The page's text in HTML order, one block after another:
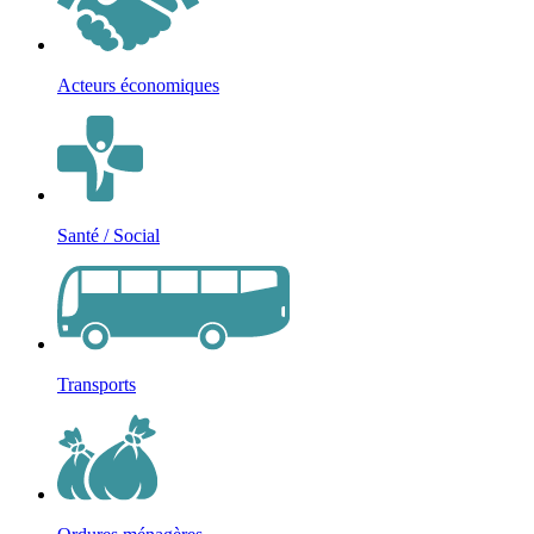
Acteurs économiques
Santé / Social
Transports